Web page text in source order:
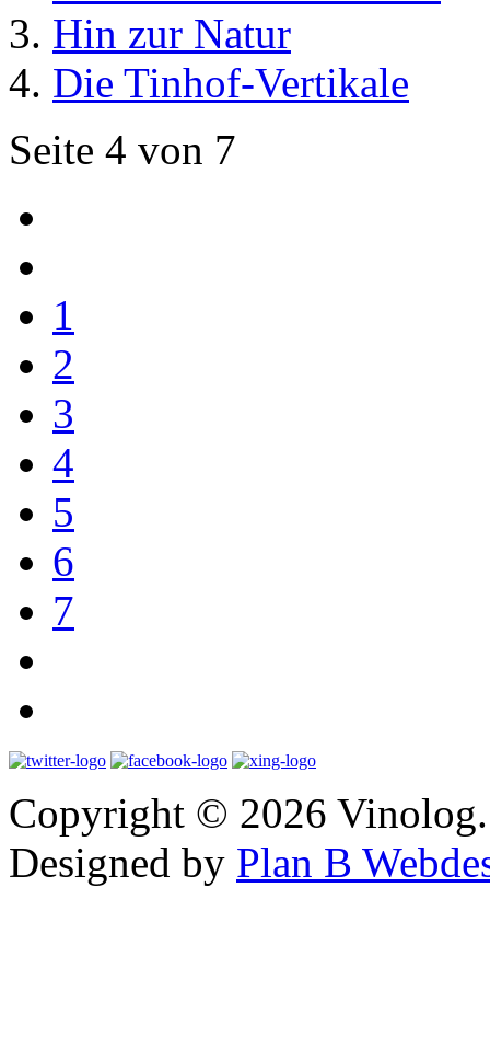
Hin zur Natur
Die Tinhof-Vertikale
Seite 4 von 7
1
2
3
4
5
6
7
Copyright © 2026
Designed by Plan B